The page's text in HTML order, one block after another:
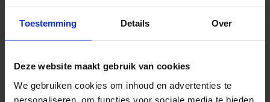
Toestemming Details Over
Deze website maakt gebruik van cookies
We gebruiken cookies om inhoud en advertenties te
personaliseren, om functies voor sociale media te bieden